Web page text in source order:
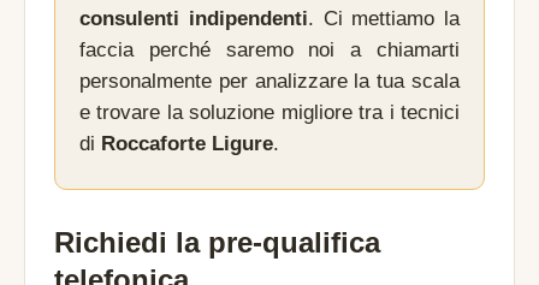
consulenti indipendenti. Ci mettiamo la
faccia perché saremo noi a chiamarti
personalmente per analizzare la tua scala
e trovare la soluzione migliore tra i tecnici
di Roccaforte Ligure.
Richiedi la pre-qualifica